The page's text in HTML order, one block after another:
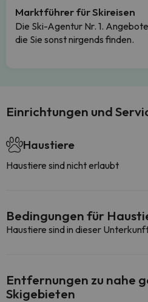
Marktführer für Skireisen
Die Ski-Agentur Nr. 1.
die Sie sonst nirgends finden.
Einrichtungen und
Haustiere
Haustiere sind nicht erlaubt
Bedingungen für
Haustiere sind in dieser
Entfernungen zu nahe
Skigebieten